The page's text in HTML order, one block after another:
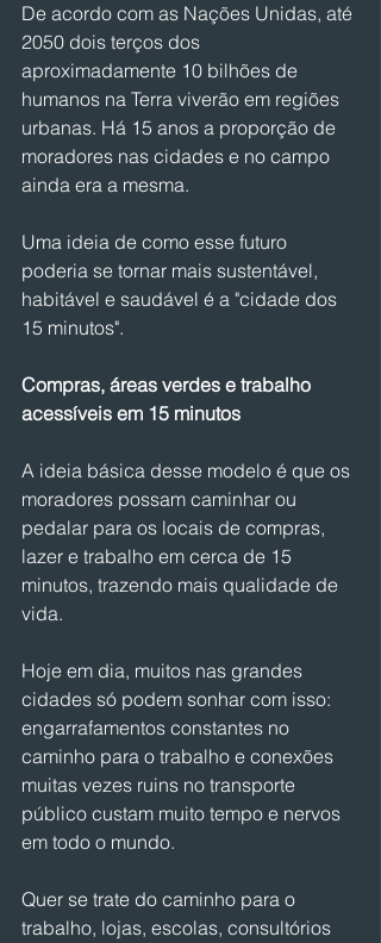
De acordo com as Nações Unidas, até
2050 dois terços dos
aproximadamente 10 bilhões de
humanos na Terra viverão em regiões
urbanas. Há 15 anos a proporção de
moradores nas cidades e no campo
ainda era a mesma.
Uma ideia de como esse futuro
poderia se tornar mais sustentável,
habitável e saudável é a "cidade dos
15 minutos".
Compras, áreas verdes e trabalho
acessíveis em 15 minutos
A ideia básica desse modelo é que os
moradores possam caminhar ou
pedalar para os locais de compras,
lazer e trabalho em cerca de 15
minutos, trazendo mais qualidade de
vida.
Hoje em dia, muitos nas grandes
cidades só podem sonhar com isso:
engarrafamentos constantes no
caminho para o trabalho e conexões
muitas vezes ruins no transporte
público custam muito tempo e nervos
em todo o mundo.
Quer se trate do caminho para o
trabalho, lojas, escolas, consultórios